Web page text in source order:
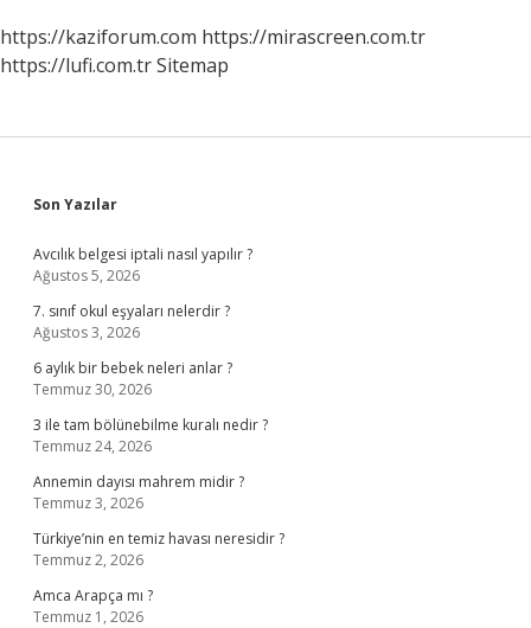
https://kaziforum.com https://mirascreen.com.tr
https://lufi.com.trSitemap
Sidebar
Son Yazılar
Avcılık belgesi iptali nasıl yapılır ?
Ağustos 5, 2026
7. sınıf okul eşyaları nelerdir ?
Ağustos 3, 2026
6 aylık bir bebek neleri anlar ?
Temmuz 30, 2026
3 ile tam bölünebilme kuralı nedir ?
Temmuz 24, 2026
Annemin dayısı mahrem midir ?
Temmuz 3, 2026
Türkiye’nin en temiz havası neresidir ?
Temmuz 2, 2026
Amca Arapça mı ?
Temmuz 1, 2026